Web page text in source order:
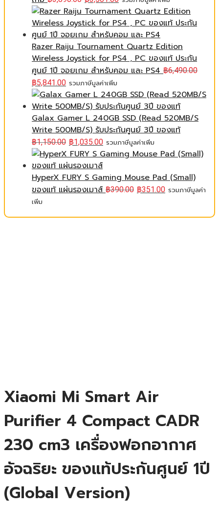
Razer Raiju Tournament Quartz Edition
Wireless Joystick for PS4 , PC ของแท้ ประกัน
ศูนย์ 1ปี จอยเกม สำหรับคอม และ PS4 ฿6,490.00
฿5,841.00 รวมภาษีมูลค่าเพิ่ม
Galax Gamer L 240GB SSD (Read 520MB/S
Write 500MB/S) รับประกันศูนย์ 3ปี ของแท้
฿1,150.00 ฿1,035.00 รวมภาษีมูลค่าเพิ่ม
HyperX FURY S Gaming Mouse Pad (Small)
ของแท้ แผ่นรองเมาส์ ฿390.00 ฿351.00 รวมภาษีมูลค่า
เพิ่ม
Xiaomi Mi Smart Air
Purifier 4 Compact CADR
230 cm3 เครื่องฟอกอากาศ
อัจฉริยะ ของแท้ประกันศูนย์ 1ปี
(Global Version)